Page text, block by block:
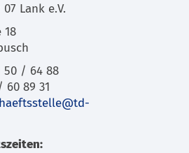
Lank e.V.
18
50 / 64 88
60 89 31